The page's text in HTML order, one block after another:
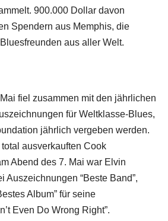
900.000 Dollar davon
Spendern aus Memphis, die
aus aller Welt.
fiel zusammen mit den jährlichen
für Weltklasse-Blues,
jährlich vergeben werden.
ausverkauften Cook
Abend des 7. Mai war Elvin
Auszeichnungen “Beste Band”,
Album” für seine
Even Do Wrong Right”.